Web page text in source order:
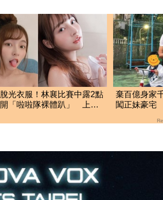
脫光衣服！林襄比賽中露2點
開「啦啦隊裸體趴」 上空
棄百億身家
闖正妹豪宅